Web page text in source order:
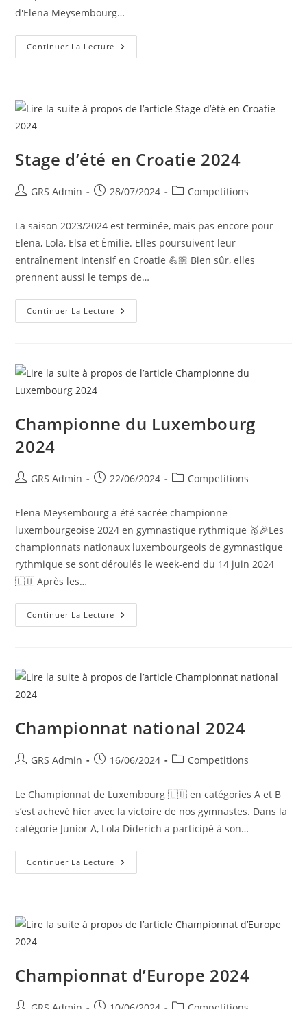
d'Elena Meysembourg…
Continuer La Lecture
Stage d’été en Croatie 2024
GRS Admin 28/07/2024 Competitions
La saison 2023/2024 est terminée, mais pas encore pour
Elena, Lola, Elsa et Émilie. Elles poursuivent leur
entraînement intensif en Croatie 💪🏼 Bien sûr, elles
prennent aussi le temps de…
Continuer La Lecture
Championne du Luxembourg
2024
GRS Admin 22/06/2024 Competitions
Elena Meysembourg a été sacrée championne
luxembourgeoise 2024 en gymnastique rythmique 🥇🎉Les
championnats nationaux luxembourgeois de gymnastique
rythmique se sont déroulés le week-end du 14 juin 2024
🇱🇺 Après les…
Continuer La Lecture
Championnat national 2024
GRS Admin 16/06/2024 Competitions
Le Championnat de Luxembourg 🇱🇺 en catégories A et B
s’est achevé hier avec la victoire de nos gymnastes. Dans la
catégorie Junior A, Lola Diderich a participé à son…
Continuer La Lecture
Championnat d’Europe 2024